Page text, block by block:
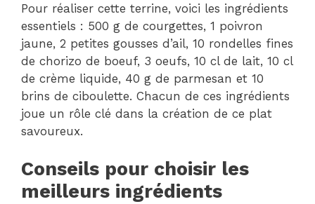
Pour réaliser cette terrine, voici les ingrédients
essentiels : 500 g de courgettes, 1 poivron
jaune, 2 petites gousses d’ail, 10 rondelles fines
de chorizo de boeuf, 3 oeufs, 10 cl de lait, 10 cl
de crème liquide, 40 g de parmesan et 10
brins de ciboulette. Chacun de ces ingrédients
joue un rôle clé dans la création de ce plat
savoureux.
Conseils pour choisir les
meilleurs ingrédients